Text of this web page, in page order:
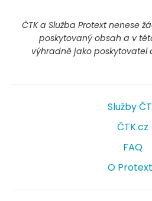
ČTK a Služba Protext nenese
poskytovaný obsah a v
výhradně jako poskytovatel
Služby
ČTK.cz
FAQ
O